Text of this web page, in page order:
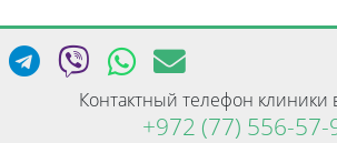
Контактный телефон клиники
+972 (77) 556-57-